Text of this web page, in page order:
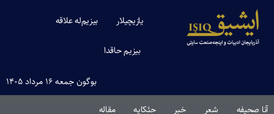
یازیچیلار بیزیم‌له علاقه
بیزیم حاقدا
بوگون جمعه ۱۶ مرداد ۱۴۰۵
آنا صحیفه شعر خبر حئکایه مقاله‌